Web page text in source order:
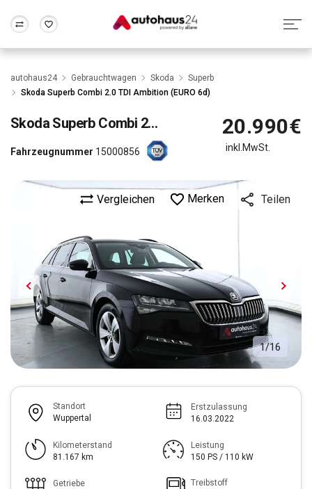
Zum Antrag
Wir bewerten dein Auto
Alle Fragen & Antworten
Rund um die Inzahlungnahme
Frankfurt Wuppertal
autohaus24 Gebrauchtwagen Skoda
Superb
Skoda Superb Combi 2.0 TDI Ambition (EURO 6d)
Skoda Superb Combi 2.0 TDI Ambition (EURO 6d)
Fahrzeugnummer 15000856
Vergleichen Merken Teilen
20.990€
inkl.MwSt.
1/16
Standort
Wuppertal
Erstzulassung
16.03.2022
Kilometerstand
81.167 km
Leistung
150 PS / 110 kW
Getriebe
Treibstoff